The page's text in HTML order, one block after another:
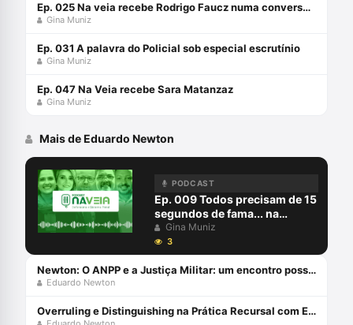
Ep. 025 Na veia recebe Rodrigo Faucz numa conversa sobre Tema 1068 e a execução antecipada da pena no Tribunal do Júri
Gina Muniz
Ep. 031 A palavra do Policial sob especial escrutínio
Gina Muniz
Ep. 047 Na Veia recebe Sara Matanzaz
Gina Muniz
Mais de Eduardo Newton
PODCAST
Ep. 009 Todos precisam de 15
segundos de fama... na
câmera policial
Gina Muniz
3
Newton: O ANPP e a Justiça Militar: um encontro possível?
Eduardo Newton
Overruling e Distinguishing na Prática Recursal com Eduardo Newton